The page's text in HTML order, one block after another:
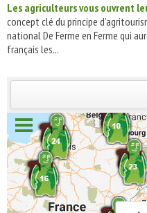
Les agriculteurs vous ouvrent
concept clé du principe
national De Ferme en Ferme qui
français les...
INSCRIVEZ-VOUS |